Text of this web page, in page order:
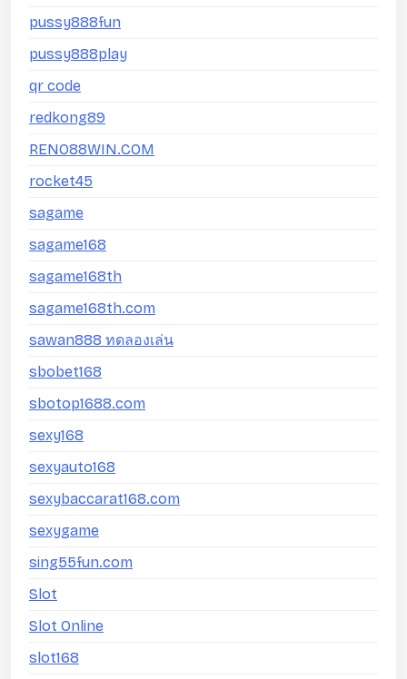
pussy888fun
pussy888play
qr code
redkong89
RENO88WIN.COM
rocket45
sagame
sagame168
sagame168th
sagame168th.com
sawan888 ทดลองเล่น
sbobet168
sbotop1688.com
sexy168
sexyauto168
sexybaccarat168.com
sexygame
sing55fun.com
Slot
Slot Online
slot168